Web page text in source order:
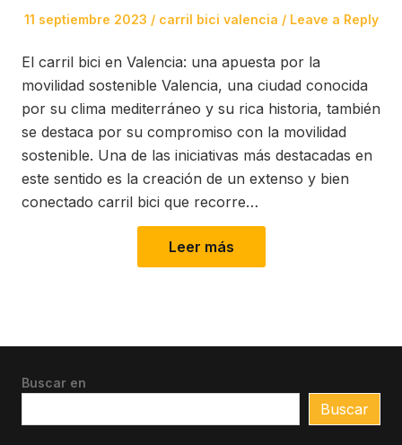
Posted
11 septiembre 2023
Posted
carril bici valencia Leave a Reply
El carril bici en Valencia: una apuesta por la
movilidad sostenible Valencia, una ciudad conocida
por su clima mediterráneo y su rica historia, también
se destaca por su compromiso con la movilidad
sostenible. Una de las iniciativas más destacadas en
este sentido es la creación de un extenso y bien
conectado carril bici que recorre…
Leer más
Buscar en
Buscar